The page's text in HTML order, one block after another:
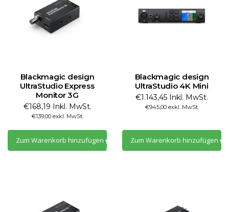
Blackmagic design
UltraStudio Express
Monitor 3G
€168,19 Inkl. MwSt.
€139,00 exkl. MwSt.
Zum Warenkorb hinzufügen
Blackmagic design
UltraStudio 4K Mini
€1.143,45 Inkl. MwSt.
€945,00 exkl. MwSt.
Zum Warenkorb hinzufügen